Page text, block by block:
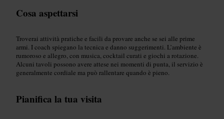
Cosa aspettarsi
Troverai attività pratiche e facili da provare anche se sei alle prime
armi. I coach spiegano la tecnica e danno suggerimenti. L’ambiente è
rumoroso e allegro, con musica, cocktail curati e giochi a rotazione.
Alcuni tavoli possono avere attese nei momenti di punta, il servizio è
generalmente cordiale ma può rallentare quando è pieno.
Pianifica la tua visita